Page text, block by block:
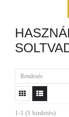
Rendezés
1-1 (1 hirdetés)